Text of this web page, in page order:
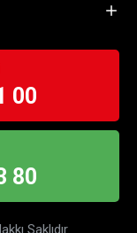
00
80
Saklıdır.